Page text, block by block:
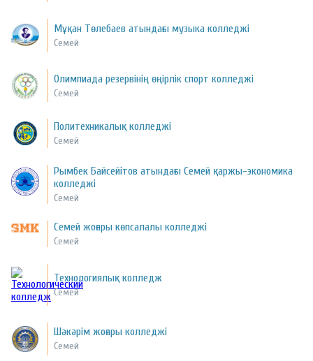
Мұқан Төлебаев атындағы музыка колледжі
Семей
Олимпиада резервінің өңірлік спорт колледжі
Семей
Политехникалық колледжі
Семей
Рымбек Байсейітов атындағы Семей қаржы-экономика
колледжі
Семей
Семей жоғары көпсалалы колледжі
Семей
Технологиялық колледж
Семей
Шәкәрім жоғары колледжі
Семей